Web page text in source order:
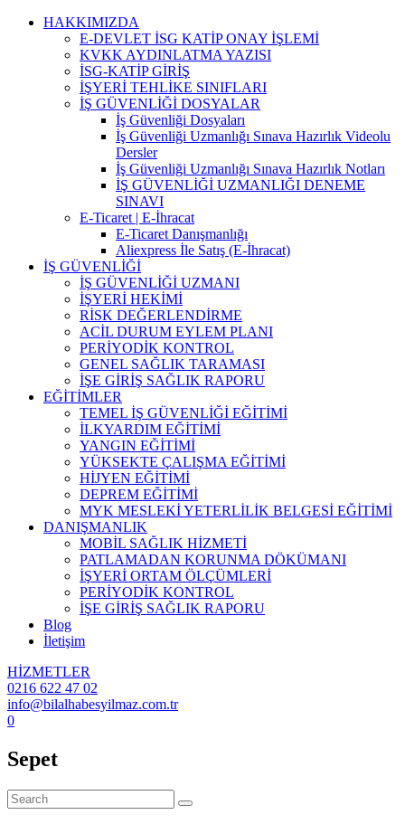
Skip
HAKKIMIZDA
E-DEVLET İSG KATİP ONAY İŞLEMİ
KVKK AYDINLATMA YAZISI
İSG-KATİP GİRİŞ
İŞYERİ TEHLİKE SINIFLARI
İŞ GÜVENLİĞİ DOSYALAR
İş Güvenliği Dosyaları
İş Güvenliği Uzmanlığı Sınava Hazırlık Videolu
Dersler
İş Güvenliği Uzmanlığı Sınava Hazırlık Notları
İŞ GÜVENLİĞİ UZMANLIĞI DENEME
SINAVI
E-Ticaret | E-İhracat
E-Ticaret Danışmanlığı
Aliexpress İle Satış (E-İhracat)
İŞ GÜVENLİĞİ
İŞ GÜVENLİĞİ UZMANI
İŞYERİ HEKİMİ
RİSK DEĞERLENDİRME
ACİL DURUM EYLEM PLANI
PERİYODİK KONTROL
GENEL SAĞLIK TARAMASI
İŞE GİRİŞ SAĞLIK RAPORU
EĞİTİMLER
TEMEL İŞ GÜVENLİĞİ EĞİTİMİ
İLKYARDIM EĞİTİMİ
YANGIN EĞİTİMİ
YÜKSEKTE ÇALIŞMA EĞİTİMİ
HİJYEN EĞİTİMİ
DEPREM EĞİTİMİ
MYK MESLEKİ YETERLİLİK BELGESİ EĞİTİMİ
DANIŞMANLIK
MOBİL SAĞLIK HİZMETİ
PATLAMADAN KORUNMA DÖKÜMANI
İŞYERİ ORTAM ÖLÇÜMLERİ
PERİYODİK KONTROL
İŞE GİRİŞ SAĞLIK RAPORU
Blog
İletişim
HİZMETLER
0216 622 47 02
info@bilalhabesyilmaz.com.tr
0
Sepet